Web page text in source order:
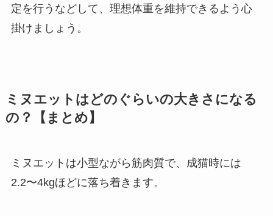
定を行うなどして、理想体重を維持できるよう心
掛けましょう。
ミヌエットはどのぐらいの大きさになる
の？【まとめ】
ミヌエットは小型ながら筋肉質で、成猫時には
2.2〜4kgほどに落ち着きます。